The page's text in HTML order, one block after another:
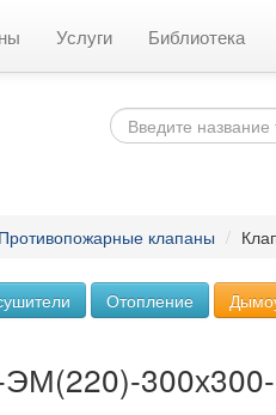
Услуги Библиотека
Противопожарные клапаны /
Отопление